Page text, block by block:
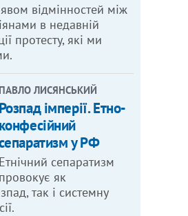
відмінностей між
в недавній
протесту, які ми
ПАВЛО ЛИСЯНСЬКИЙ
Розпад імперії. Етно-
конфесійний
у РФ
Етнічний сепаратизм
провокує як
так і системну